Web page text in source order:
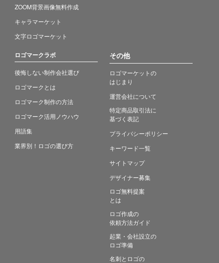
ZOOM背景画像無料作成
キャラマーケット
文字ロゴマーケット
ロゴマークラボ
後悔しない制作会社選び
ロゴマークとは
ロゴマーク制作の方法
ロゴマーク活用ノウハウ
用語集
業界別！ロゴの選び方
その他
ロゴマーケットの
はじまり
運営会社について
特定商品取引法に
基づく表記
プライバシーポリシー
キーワード一覧
サイトマップ
デザイナー募集
ロゴ無料提案
とは
ロゴ作成の
依頼方法ガイド
起業・会社設立の
ロゴ準備
名刺とロゴの